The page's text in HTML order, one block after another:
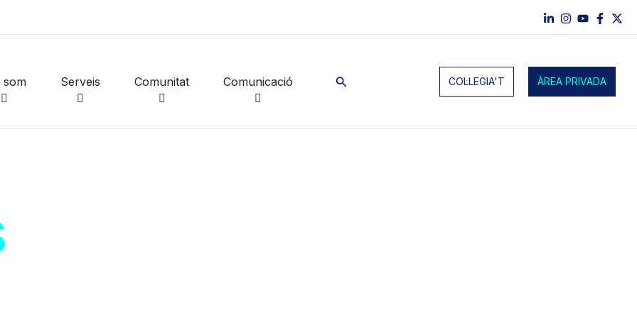
som Serveis Comunitat Comunicació Cerca COL·LEGIA'T ÀREA PRIVADA